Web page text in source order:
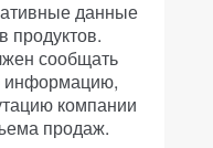
данные
продуктов.
сообщать
информацию,
компании
продаж.